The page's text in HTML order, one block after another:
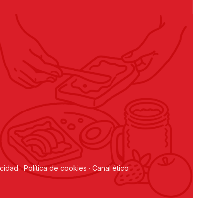
·Política de cookies · Canal ético